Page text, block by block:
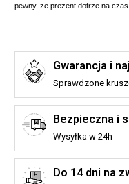
pewny, że prezent dotrze na
Gwarancja i
Sprawdzone
Bezpieczna i
Wysyłka w 24h
Do 14 dni na